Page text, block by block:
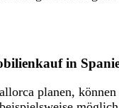
in
planen, können